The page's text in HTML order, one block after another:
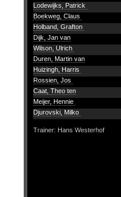
Lodewijks, Patrick
Boekweg, Claus
Holband, Grafton
Dijk, Jan van
Wilson, Ulrich
Duren, Martin van
Huizingh, Harris
Rossien, Jos
Caat, Theo ten
Meijer, Hennie
Djurovski, Milko
Trainer: Hans Westerhof